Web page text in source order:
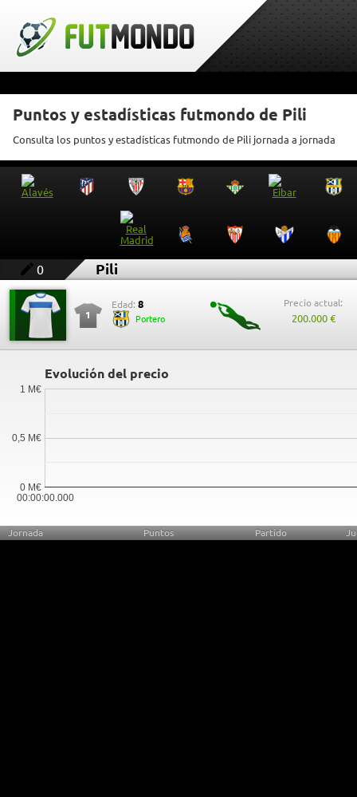
Puntos y estadísticas futmondo de Pili
Consulta los puntos y estadísticas futmondo de Pili jornada a jornada
0 Pili
1
Edad: 8
Portero
Precio actual:
200.000 €
Evolución del precio
00:00:00.000
0 M€
0,5 M€
1 M€
Jornada Puntos Partido